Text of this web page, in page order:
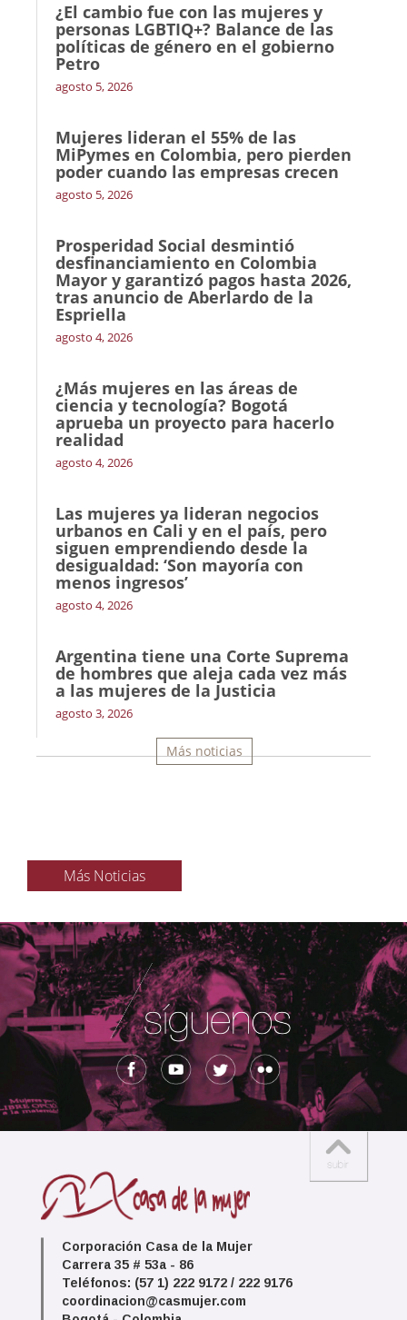
¿El cambio fue con las mujeres y
personas LGBTIQ+? Balance de las
políticas de género en el gobierno
Petro
agosto 5, 2026
Mujeres lideran el 55% de las
MiPymes en Colombia, pero pierden
poder cuando las empresas crecen
agosto 5, 2026
Prosperidad Social desmintió
desfinanciamiento en Colombia
Mayor y garantizó pagos hasta 2026,
tras anuncio de Aberlardo de la
Espriella
agosto 4, 2026
¿Más mujeres en las áreas de
ciencia y tecnología? Bogotá
aprueba un proyecto para hacerlo
realidad
agosto 4, 2026
Las mujeres ya lideran negocios
urbanos en Cali y en el país, pero
siguen emprendiendo desde la
desigualdad: ‘Son mayoría con
menos ingresos’
agosto 4, 2026
Argentina tiene una Corte Suprema
de hombres que aleja cada vez más
a las mujeres de la Justicia
agosto 3, 2026
Más noticias
Más Noticias
Corporación Casa de la Mujer
Carrera 35 # 53a - 86
Teléfonos: (57 1) 222 9172 / 222 9176
coordinacion@casmujer.com